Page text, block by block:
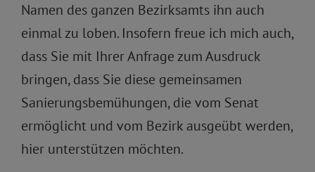
Namen des ganzen Bezirksamts ihn auch
einmal zu loben. Insofern freue ich mich auch,
dass Sie mit Ihrer Anfrage zum Ausdruck
bringen, dass Sie diese gemeinsamen
Sanierungsbemühungen, die vom Senat
ermöglicht und vom Bezirk ausgeübt werden,
hier unterstützen möchten.